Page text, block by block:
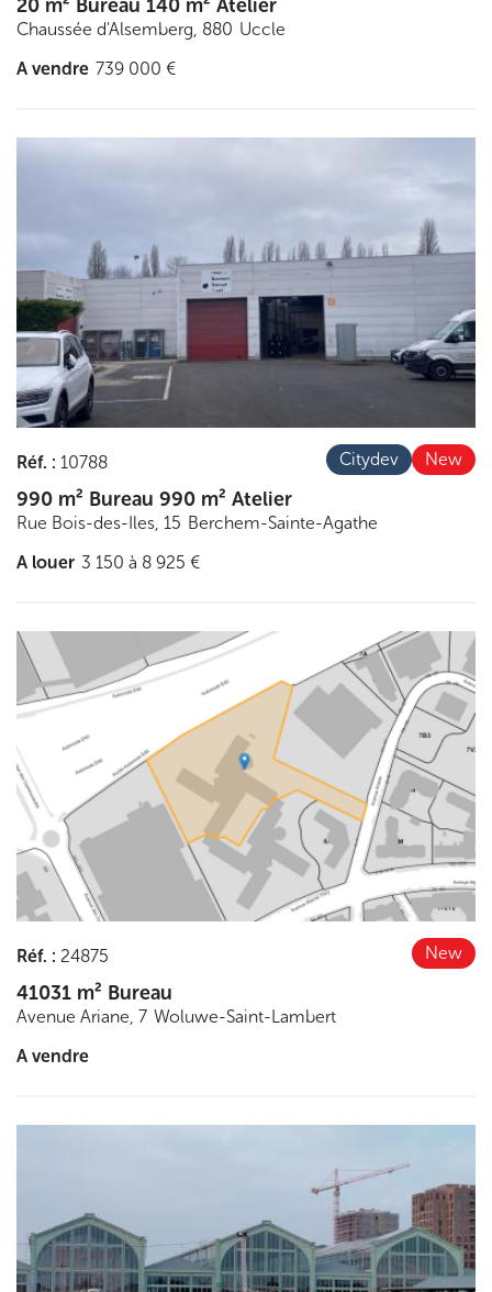
20 m² Bureau 140 m² Atelier
Chaussée d'Alsemberg, 880 Uccle
A vendre 739 000 €
Citydev New
Réf. : 10788
990 m² Bureau 990 m² Atelier
Rue Bois-des-Iles, 15 Berchem-Sainte-Agathe
A louer 3 150 à 8 925 €
New
Réf. : 24875
41031 m² Bureau
Avenue Ariane, 7 Woluwe-Saint-Lambert
A vendre